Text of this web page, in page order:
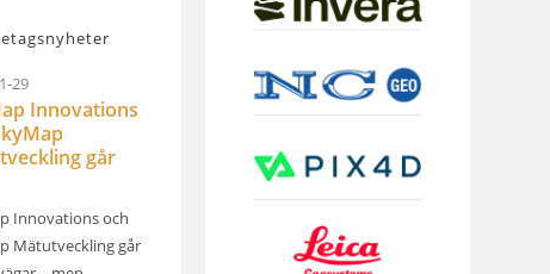
29
Innovations
går
Innovations och
Mätutveckling går